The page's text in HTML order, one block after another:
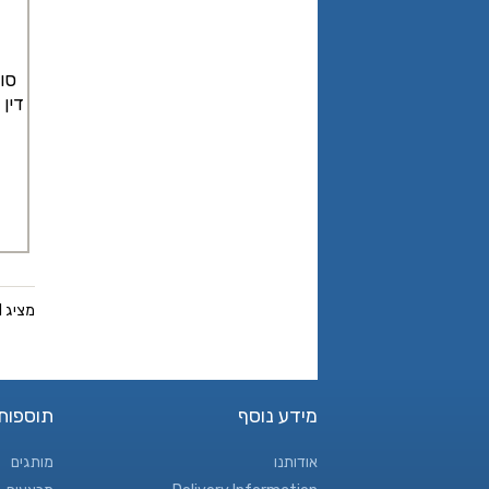
מציג 1 עד 14 מתוך 14 (1 עמודים)
מידע נוסף
אודותנו
מותגים